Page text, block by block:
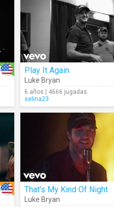
Play It Again
Luke Bryan
6 años | 4666 jugadas
selina23
That's My Kind Of Night
Luke Bryan